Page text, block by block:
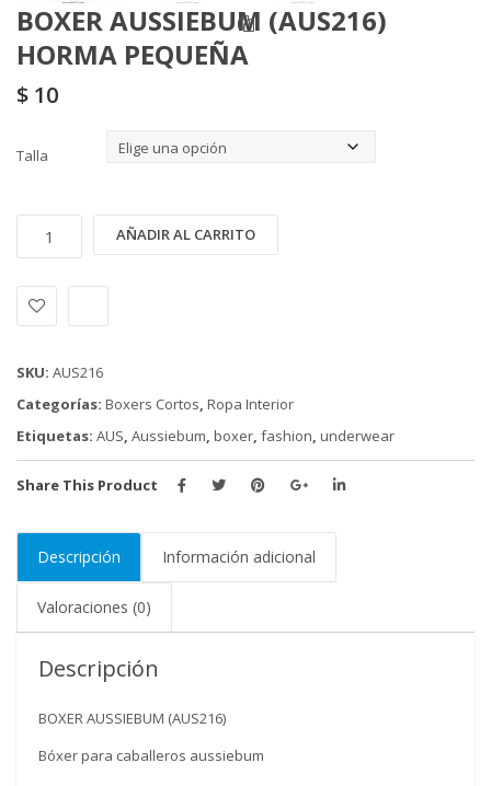
BOXER AUSSIEBUM (AUS216)
HORMA PEQUEÑA
$ 10
Talla
AUSSIEBUM
HORMA
PEQUEÑA
AÑADIR AL CARRITO
SKU: AUS216
Categorías: Boxers Cortos, Ropa Interior
Etiquetas: AUS, Aussiebum, boxer, fashion, underwear
Share This Product
Descripción Información adicional
Valoraciones (0)
Descripción
BOXER AUSSIEBUM (AUS216)
Bóxer para caballeros aussiebum